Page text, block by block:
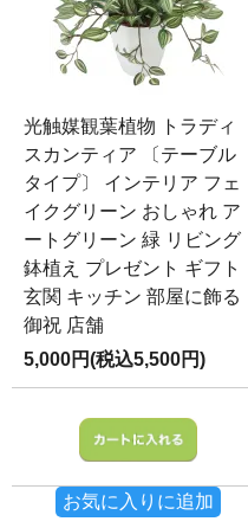
光触媒観葉植物 トラディ
スカンティア 〔テーブル
タイプ〕 インテリア フェ
イクグリーン おしゃれ ア
ートグリーン 緑 リビング
鉢植え プレゼント ギフト
玄関 キッチン 部屋に飾る
御祝 店舗
5,000円(税込5,500円)
お気に入りに追加